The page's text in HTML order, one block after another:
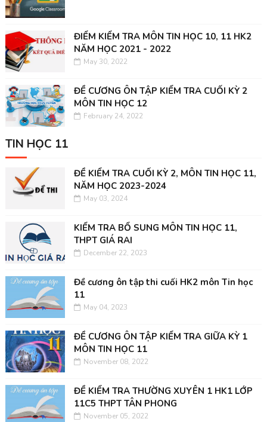
ĐIỂM KIỂM TRA MÔN TIN HỌC 10, 11 HK2
NĂM HỌC 2021 - 2022
May 30, 2022
ĐỀ CƯƠNG ÔN TẬP KIỂM TRA CUỐI KỲ 2
MÔN TIN HỌC 12
February 24, 2022
TIN HỌC 11
ĐỀ KIỂM TRA CUỐI KỲ 2, MÔN TIN HỌC 11,
NĂM HỌC 2023-2024
May 03, 2024
KIỂM TRA BỔ SUNG MÔN TIN HỌC 11,
THPT GIÁ RAI
December 22, 2023
Đề cương ôn tập thi cuối HK2 môn Tin học
11
May 04, 2023
ĐỀ CƯƠNG ÔN TẬP KIỂM TRA GIỮA KỲ 1
MÔN TIN HỌC 11
November 08, 2022
ĐỀ KIỂM TRA THƯỜNG XUYÊN 1 HK1 LỚP
11C5 THPT TÂN PHONG
November 05, 2022